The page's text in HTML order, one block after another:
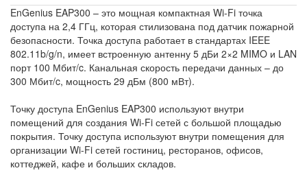
EnGenius EAP300 – это мощная компактная Wi-Fi точка
доступа на 2,4 ГГц, которая стилизована под датчик пожарной
безопасности. Точка доступа работает в стандартах IEEE
802.11b/g/n, имеет встроенную антенну 5 дБи 2×2 MIMO и LAN
порт 100 Мбит/c. Канальная скорость передачи данных – до
300 Мбит/c, мощность 29 дБм (800 мВт).
Точку доступа EnGenius EAP300 используют внутри
помещений для создания Wi-Fi сетей с большой площадью
покрытия. Точку доступа используют внутри помещения для
организации Wi-Fi сетей гостиниц, ресторанов, офисов,
коттеджей, кафе и больших складов.